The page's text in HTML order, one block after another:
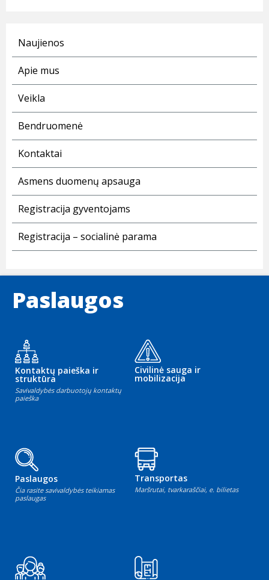
Naujienos
Apie mus
Veikla
Bendruomenė
Kontaktai
Asmens duomenų apsauga
Registracija gyventojams
Registracija – socialinė parama
Paslaugos
Kontaktų paieška ir
struktūra
Savivaldybės darbuotojų kontaktų
paieška
Civilinė sauga ir
mobilizacija
Paslaugos
Čia rasite savivaldybės teikiamas
paslaugas
Transportas
Maršrutai, tvarkaraščiai, e. bilietas